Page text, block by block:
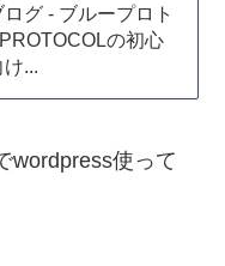
グ - ブループロト
の初心
...
使って